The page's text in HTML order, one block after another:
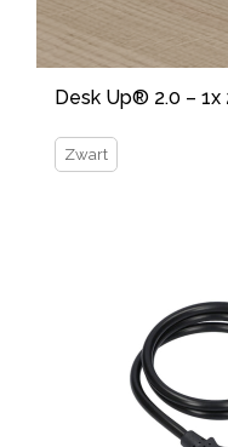
Desk Up® 2.0 – 1x
Zwart